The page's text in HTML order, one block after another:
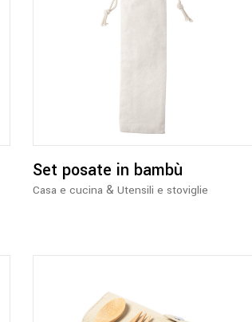
Set posate in bambù
Casa e cucina &Utensili e stoviglie